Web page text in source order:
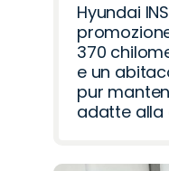
Hyundai
370
e un
pur
adatte alla